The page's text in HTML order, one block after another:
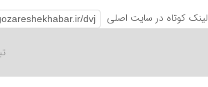
لینک کوتاه در سایت اصلی